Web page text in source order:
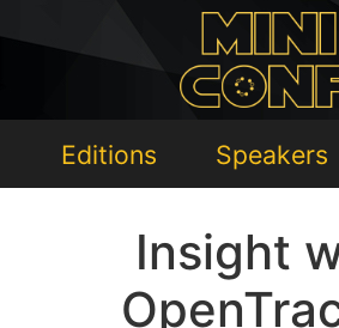
Editions Speakers
Insight